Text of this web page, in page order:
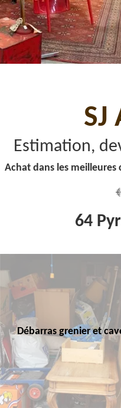
Estimation,
Achat dans les
64
Débarras grenier et